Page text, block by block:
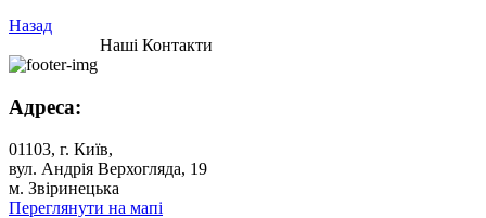
Назад
Наші Контакти
Адреса:
01103, г. Київ,
вул. Андрія Верхогляда, 19
м. Звіринецька
Переглянути на мапі